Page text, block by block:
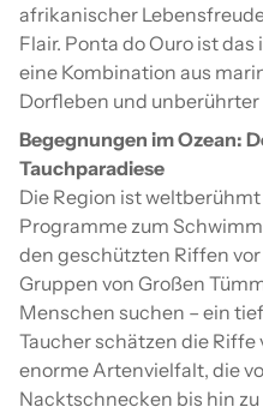
afrikanischer
Flair. Ponta do Ouro ist
eine Kombination aus
Dorfleben und unberührter
Begegnungen im Ozean:
Tauchparadiese
Die Region ist
Programme zum
den geschützten Riffen
Gruppen von Großen
Menschen suchen – ein
Taucher schätzen die
enorme Artenvielfalt, die
Nacktschnecken bis hin